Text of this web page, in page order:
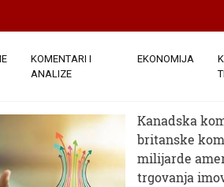
KOMENTARI I
ANALIZE
EKONOMIJA
Rekordna transakcija
Kanadska
britanske
milijarde
trgovanja